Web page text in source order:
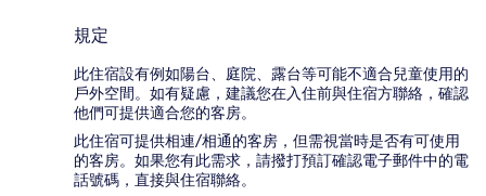
規定
此住宿設有例如陽台、庭院、露台等可能不適合兒童使用的
戶外空間。如有疑慮，建議您在入住前與住宿方聯絡，確認
他們可提供適合您的客房。
此住宿可提供相連/相通的客房，但需視當時是否有可使用
的客房。如果您有此需求，請撥打預訂確認電子郵件中的電
話號碼，直接與住宿聯絡。